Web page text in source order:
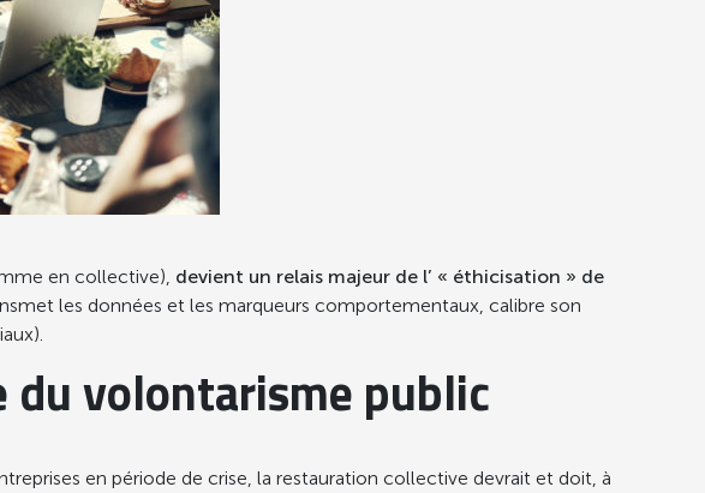
en collective), devient un relais majeur de l’ « éthicisation » de
les données et les marqueurs comportementaux, calibre son
du volontarisme public
en période de crise, la restauration collective devrait et doit, à